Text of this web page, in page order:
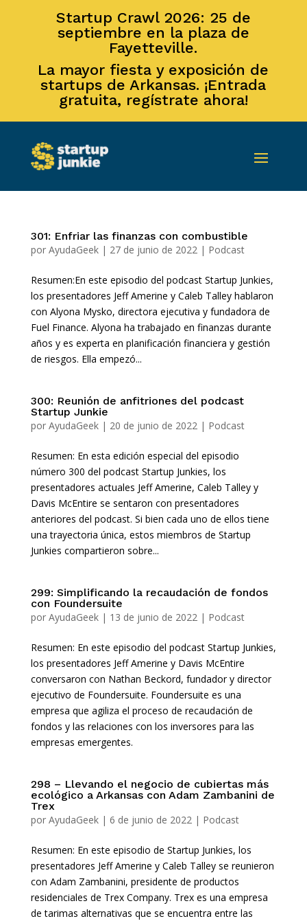
Startup Crawl 2026: 25 de
septiembre en la plaza de
Fayetteville.
La mayor fiesta y exposición de
startups de Arkansas. ¡Entrada
gratuita, regístrate ahora!
301: Enfriar las finanzas con combustible
por AyudaGeek| 27 de junio de 2022| Podcast
Resumen:En este episodio del podcast Startup Junkies,
los presentadores Jeff Amerine y Caleb Talley hablaron
con Alyona Mysko, directora ejecutiva y fundadora de
Fuel Finance. Alyona ha trabajado en finanzas durante
años y es experta en planificación financiera y gestión
de riesgos. Ella empezó...
300: Reunión de anfitriones del podcast
Startup Junkie
por AyudaGeek| 20 de junio de 2022| Podcast
Resumen: En esta edición especial del episodio
número 300 del podcast Startup Junkies, los
presentadores actuales Jeff Amerine, Caleb Talley y
Davis McEntire se sentaron con presentadores
anteriores del podcast. Si bien cada uno de ellos tiene
una trayectoria única, estos miembros de Startup
Junkies compartieron sobre...
299: Simplificando la recaudación de fondos
con Foundersuite
por AyudaGeek| 13 de junio de 2022| Podcast
Resumen: En este episodio del podcast Startup Junkies,
los presentadores Jeff Amerine y Davis McEntire
conversaron con Nathan Beckord, fundador y director
ejecutivo de Foundersuite. Foundersuite es una
empresa que agiliza el proceso de recaudación de
fondos y las relaciones con los inversores para las
empresas emergentes.
298 – Llevando el negocio de cubiertas más
ecológico a Arkansas con Adam Zambanini de
Trex
por AyudaGeek| 6 de junio de 2022| Podcast
Resumen: En este episodio de Startup Junkies, los
presentadores Jeff Amerine y Caleb Talley se reunieron
con Adam Zambanini, presidente de productos
residenciales de Trex Company. Trex es una empresa
de tarimas alternativas que se encuentra entre las